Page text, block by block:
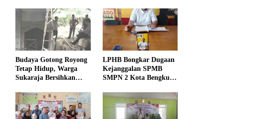
Budaya Gotong Royong
Tetap Hidup, Warga
Sukaraja Bersihkan
LPHB Bongkar Dugaan
Kejanggalan SPMB
SMPN 2 Kota Bengkulu,
Menyeluruh